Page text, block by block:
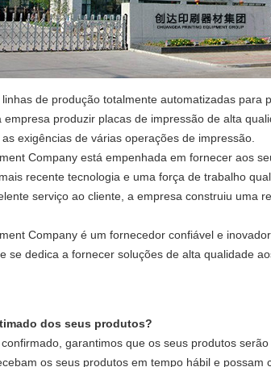
de produção totalmente automatizadas para
produzir placas de impressão de alta
exigências de várias operações de impressão.
Company está empenhada em fornecer aos
recente tecnologia e uma força de trabalho
serviço ao cliente, a empresa construiu uma
Company é um fornecedor confiável e
se dedica a fornecer soluções de alta qualidade
dos seus produtos?
garantimos que os seus produtos
os seus produtos em tempo hábil e possam